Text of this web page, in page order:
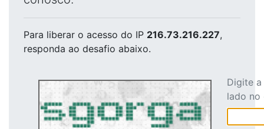
Para liberar o acesso do IP 216.73.216.227,
responda ao desafio abaixo.
Digite
lado no